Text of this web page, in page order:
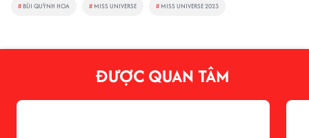
# BÙI QUỲNH HOA # MISS UNIVERSE # MISS UNIVERSE 2023
ĐƯỢC QUAN TÂM